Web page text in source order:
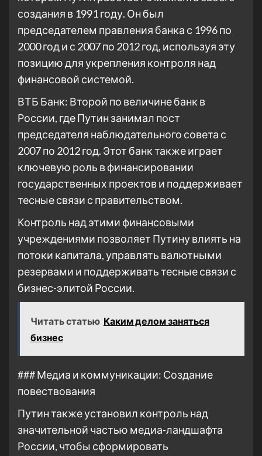
создания в 1991 году. Он был
председателем правления банка с 1996 по
2000 год и с 2007 по 2012 год, используя эту
позицию для укрепления контроля над
финансовой системой.
ВТБ Банк: Второй по величине банк в
России, где Путин занимал пост
председателя наблюдательного совета с
2007 по 2012 год. Этот банк также играет
ключевую роль в финансировании
государственных проектов и поддерживает
тесные связи с правительством.
Контроль над этими финансовыми
учреждениями позволяет Путину влиять на
потоки капитала, управлять валютными
резервами и поддерживать тесные связи с
бизнес-элитой России.
Читать статью Каким делом заняться
бизнес
### Медиа и коммуникации: Создание
повествования
Путин также установил контроль над
значительной частью медиа-ландшафта
России, чтобы сформировать